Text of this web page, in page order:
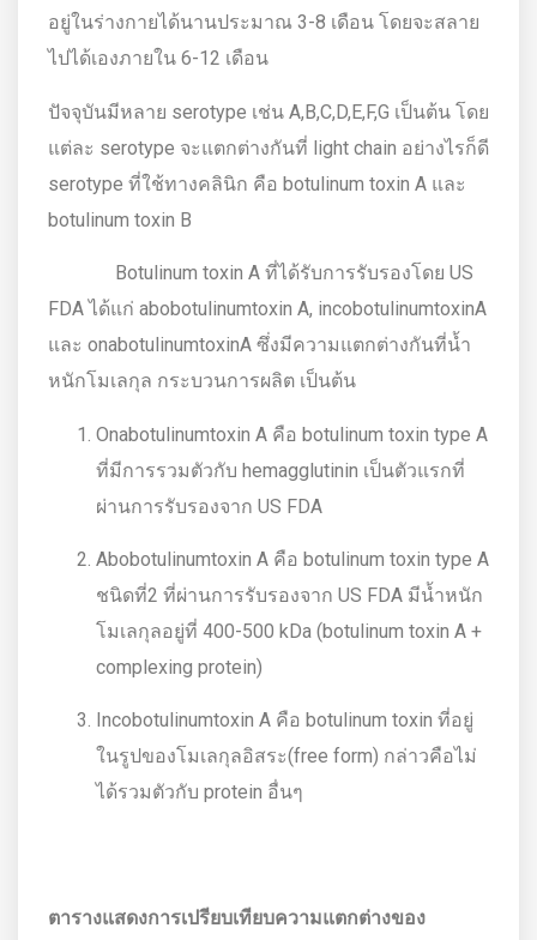
อยู่ในร่างกายได้นานประมาณ 3-8 เดือน โดยจะสลาย
ไปได้เองภายใน 6-12 เดือน
ปัจจุบันมีหลาย serotype เช่น A,B,C,D,E,F,G เป็นต้น โดย
แต่ละ serotype จะแตกต่างกันที่ light chain อย่างไรก็ดี
serotype ที่ใช้ทางคลินิก คือ botulinum toxin A และ
botulinum toxin B
Botulinum toxin A ที่ได้รับการรับรองโดย US
FDA ได้แก่ abobotulinumtoxin A, incobotulinumtoxinA
และ onabotulinumtoxinA ซึ่งมีความแตกต่างกันที่น้ำ
หนักโมเลกุล กระบวนการผลิต เป็นต้น
Onabotulinumtoxin A คือ botulinum toxin type A
ที่มีการรวมตัวกับ hemagglutinin เป็นตัวแรกที่
ผ่านการรับรองจาก US FDA
Abobotulinumtoxin A คือ botulinum toxin type A
ชนิดที่2 ที่ผ่านการรับรองจาก US FDA มีน้ำหนัก
โมเลกุลอยู่ที่ 400-500 kDa (botulinum toxin A +
complexing protein)
Incobotulinumtoxin A คือ botulinum toxin ที่อยู่
ในรูปของโมเลกุลอิสระ(free form) กล่าวคือไม่
ได้รวมตัวกับ protein อื่นๆ
ตารางแสดงการเปรียบเทียบความแตกต่างของ